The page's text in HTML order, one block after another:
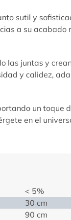
sutil y
a su acabado
las juntas y
y calidez,
un toque
en el
< 5%
30 cm
90 cm